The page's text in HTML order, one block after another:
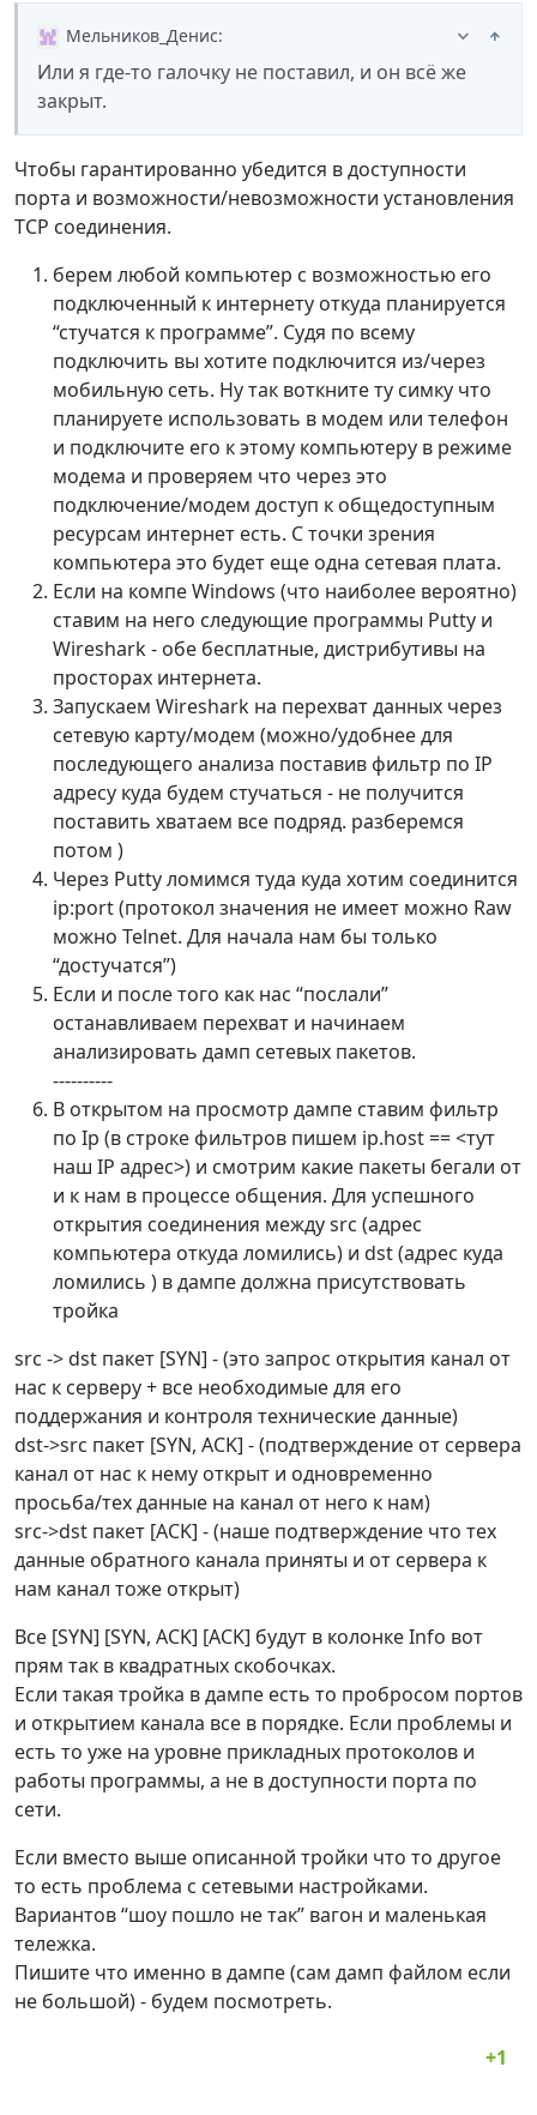
Мельников_Денис:
Или я где-то галочку не поставил, и он всё же
закрыт.
Чтобы гарантированно убедится в доступности
порта и возможности/невозможности установления
TCP соединения.
берем любой компьютер с возможностью его
подключенный к интернету откуда планируется
“стучатся к программе”. Судя по всему
подключить вы хотите подключится из/через
мобильную сеть. Ну так воткните ту симку что
планируете использовать в модем или телефон
и подключите его к этому компьютеру в режиме
модема и проверяем что через это
подключение/модем доступ к общедоступным
ресурсам интернет есть. С точки зрения
компьютера это будет еще одна сетевая плата.
Если на компе Windows (что наиболее вероятно)
ставим на него следующие программы Putty и
Wireshark - обе бесплатные, дистрибутивы на
просторах интернета.
Запускаем Wireshark на перехват данных через
сетевую карту/модем (можно/удобнее для
последующего анализа поставив фильтр по IP
адресу куда будем стучаться - не получится
поставить хватаем все подряд. разберемся
потом )
Через Putty ломимся туда куда хотим соединится
ip:port (протокол значения не имеет можно Raw
можно Telnet. Для начала нам бы только
“достучатся”)
Если и после того как нас “послали”
останавливаем перехват и начинаем
анализировать дамп сетевых пакетов.
----------
В открытом на просмотр дампе ставим фильтр
по Ip (в строке фильтров пишем ip.host == <тут
наш IP адрес>) и смотрим какие пакеты бегали от
и к нам в процессе общения. Для успешного
открытия соединения между src (адрес
компьютера откуда ломились) и dst (адрес куда
ломились ) в дампе должна присутствовать
тройка
src -> dst пакет [SYN] - (это запрос открытия канал от
нас к серверу + все необходимые для его
поддержания и контроля технические данные)
dst->src пакет [SYN, ACK] - (подтверждение от сервера
канал от нас к нему открыт и одновременно
просьба/тех данные на канал от него к нам)
src->dst пакет [ACK] - (наше подтверждение что тех
данные обратного канала приняты и от сервера к
нам канал тоже открыт)
Все [SYN] [SYN, ACK] [ACK] будут в колонке Info вот
прям так в квадратных скобочках.
Если такая тройка в дампе есть то пробросом портов
и открытием канала все в порядке. Если проблемы и
есть то уже на уровне прикладных протоколов и
работы программы, а не в доступности порта по
сети.
Если вместо выше описанной тройки что то другое
то есть проблема с сетевыми настройками.
Вариантов “шоу пошло не так” вагон и маленькая
тележка.
Пишите что именно в дампе (сам дамп файлом если
не большой) - будем посмотреть.